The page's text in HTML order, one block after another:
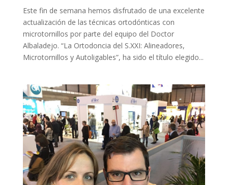
Este fin de semana hemos disfrutado de una excelente
actualización de las técnicas ortodónticas con
microtornillos por parte del equipo del Doctor
Albaladejo. “La Ortodoncia del S.XXI: Alineadores,
Microtornillos y Autoligables”, ha sido el título elegido...